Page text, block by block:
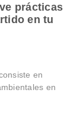
prácticas
en tu
en
en